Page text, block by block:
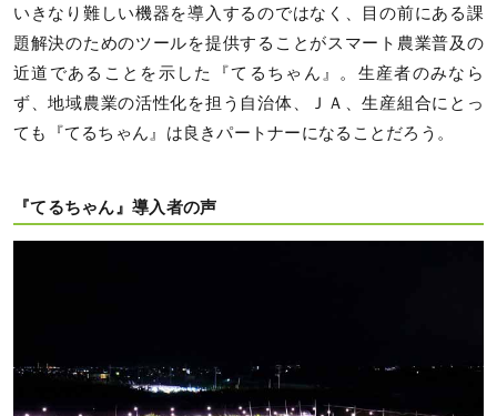
いきなり難しい機器を導入するのではなく、目の前にある課
題解決のためのツールを提供することがスマート農業普及の
近道であることを示した『てるちゃん』。生産者のみなら
ず、地域農業の活性化を担う自治体、ＪＡ、生産組合にとっ
ても『てるちゃん』は良きパートナーになることだろう。
『てるちゃん』導入者の声